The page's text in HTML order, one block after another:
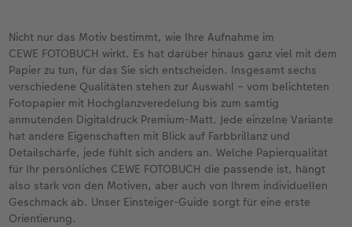
Erinnerungstasche
CEWE FOTOBUCH Kids
Einband mit Leder und Leinen
Erste Schritte
Bestellwege
Premium Poster
Fotosets
Fotosticker
Sofortfotos
Biometrisches Passfoto
Fotocollage
hexxas
Acrylglas
Alu Dibond
Foto auf Holz
Klappkarten
Fotokarten
Postkarten
Einzelkarten im Direktversand
CEWE myPhotos
Schule & Büro
Haustiere
Faber-Castell
Art Prints
Foto-Geschenkbox
Kunststoffhüllen
Lederhüllen
Holzhülle
Handykette
Mit Design
Wandkalender A4
Wandkalender A4 Panorama
Wandkalender A3
Tischkalender Quadratisch
CEWE myPhotos
Muttertagsgeschenke
Geschenke zum Abschied
Fotogeschenke zum Osterfest
für Brautpaare
für den JGA
Jahrbuch
Fotowettbewerbe
Kundengeschichten
CEWE Magazin
App
Nicht nur das Motiv bestimmt, wie Ihre Aufnahme im
CEWE FOTOBUCH wirkt. Es hat darüber hinaus ganz viel mit dem
Papier zu tun, für das Sie sich entscheiden. Insgesamt sechs
verschiedene Qualitäten stehen zur Auswahl – vom belichteten
Fotopapier mit Hochglanzveredelung bis zum samtig
anmutenden Digitaldruck Premium-Matt. Jede einzelne Variante
hat andere Eigenschaften mit Blick auf Farbbrillanz und
Detailschärfe, jede fühlt sich anders an. Welche Papierqualität
für Ihr persönliches CEWE FOTOBUCH die passende ist, hängt
also stark von den Motiven, aber auch von Ihrem individuellen
Geschmack ab. Unser Einsteiger-Guide sorgt für eine erste
Orientierung.